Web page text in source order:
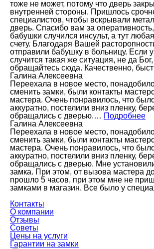
тоже не может, потому что дверь
внутренней стороны. Пришлось
специалистов, чтобы вскрывали
дверь. Спасибо вам за
бабушки случился инсульт, а тут
счету. Благодаря Вашей
отправили бабушку в больницу. Если у
случится такая же ситуация, не да Бог,
обращайтесь сюда. Качественно,
Галина Алексеевна
Переехала в новое место,
сменить замки, были контакты
мастера. Очень понравилось, что
аккуратно, постелили вниз пленку,
обращались с дверью.… Подробнее
Галина Алексеевна
Переехала в новое место,
сменить замки, были контакты
мастера. Очень понравилось, что
аккуратно, постелили вниз пленку,
обращались с дверью. Мне
замка. При этом, от вызова мастера
прошло 5 часов, при этом мне не
замками в магазин. Все было у
Контакты
О компании
Отзывы
Советы
Цены на услуги
Гарантии на замки